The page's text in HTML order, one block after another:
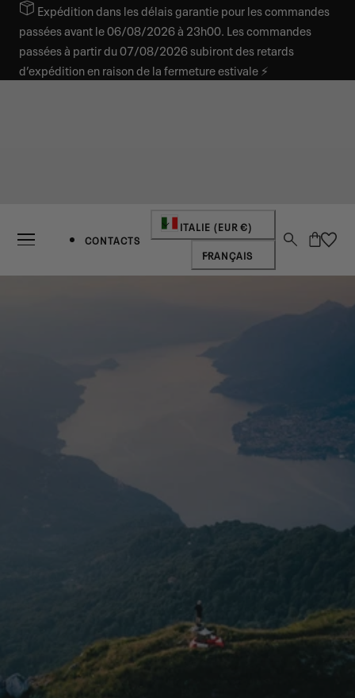
AU CONTENUExpédition dans les délais garantie pour les commandes
passées avant le 06/08/2026 à 23h00. Les commandes
passées à partir du 07/08/2026 subiront des retards
d’expédition en raison de la fermeture estivale ⚡
CONTACTS
Pays/régionITALIE (EUR €)
Langue
FRANÇAIS
Panier